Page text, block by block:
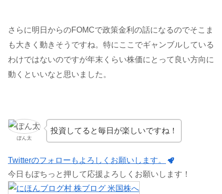
さらに明日からのFOMCで政策金利の話になるのでそこま
も大きく動きそうですね。特にここでギャンブルしている
わけではないのですが年末くらい株価にとって良い方向に
動くといいなと思いました。
ぽん太
投資してると毎日が楽しいですね！
Twitterのフォローもよろしくお願いします。
今日もぽちっと押して応援よろしくお願いします！